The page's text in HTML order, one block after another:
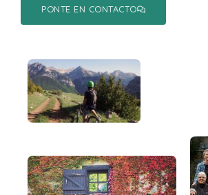
PONTE EN CONTACTO